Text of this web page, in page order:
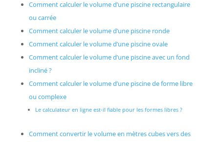
Comment calculer le volume d’une piscine rectangulaire
ou carrée
Comment calculer le volume d’une piscine ronde
Comment calculer le volume d’une piscine ovale
Comment calculer le volume d’une piscine avec un fond
incliné ?
Comment calculer le volume d’une piscine de forme libre
ou complexe
Le calculateur en ligne est-il fiable pour les formes libres ?
Comment convertir le volume en mètres cubes vers des